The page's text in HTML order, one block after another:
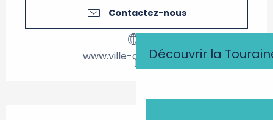
Découvrir la
Contactez-nous
www.ville-descartes.fr